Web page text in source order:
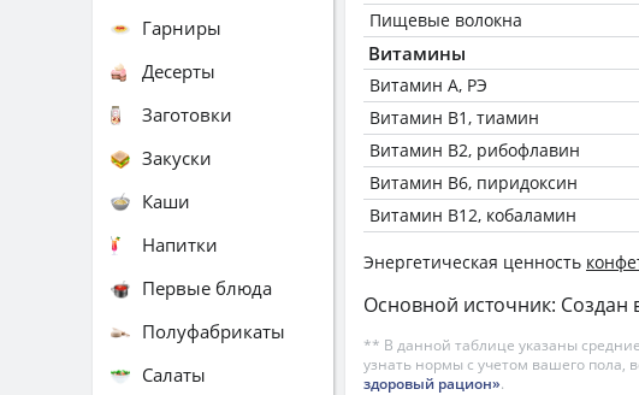
Пищевые волокна
Витамины
Витамин А, РЭ
Витамин В1, тиамин
Витамин В2, рибофлавин
Витамин В6, пиридоксин
Витамин В12, кобаламин
Энергетическая ценность
Основной источник:
** В данной таблице указаны
узнать нормы с учетом вашего пола,
здоровый рацион».
Гарниры
Десерты
Заготовки
Закуски
Каши
Напитки
Первые блюда
Полуфабрикаты
Салаты